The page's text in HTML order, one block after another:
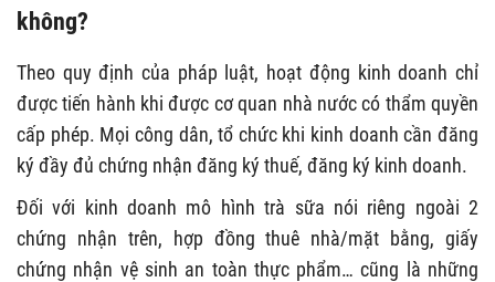
không?
Theo quy định của pháp luật, hoạt động kinh doanh chỉ
được tiến hành khi được cơ quan nhà nước có thẩm quyền
cấp phép. Mọi công dân, tổ chức khi kinh doanh cần đăng
ký đầy đủ chứng nhận đăng ký thuế, đăng ký kinh doanh.
Đối với kinh doanh mô hình trà sữa nói riêng ngoài 2
chứng nhận trên, hợp đồng thuê nhà/mặt bằng, giấy
chứng nhận vệ sinh an toàn thực phẩm… cũng là những